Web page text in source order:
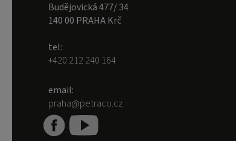
Budějovická 477/ 34
140 00 PRAHA Krč
tel:
+420 212 240 164
email:
praha@petraco.cz